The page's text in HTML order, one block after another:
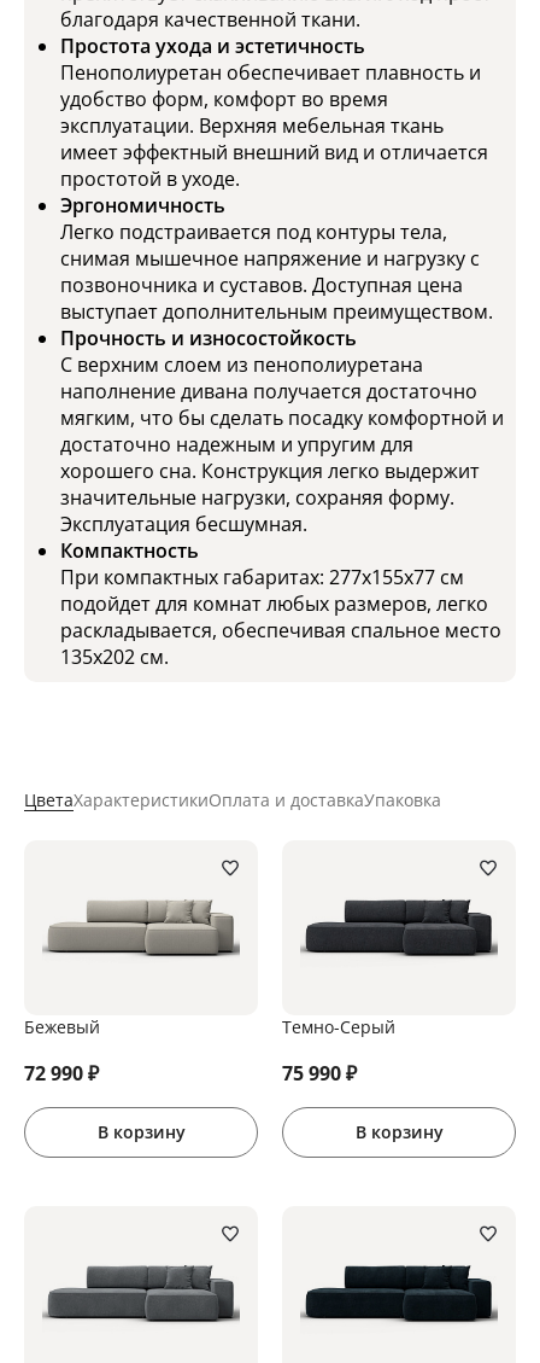
благодаря качественной ткани.
Простота ухода и эстетичность
Пенополиуретан обеспечивает плавность и
удобство форм, комфорт во время
эксплуатации. Верхняя мебельная ткань
имеет эффектный внешний вид и отличается
простотой в уходе.
Эргономичность
Легко подстраивается под контуры тела,
снимая мышечное напряжение и нагрузку с
позвоночника и суставов. Доступная цена
выступает дополнительным преимуществом.
Прочность и износостойкость
С верхним слоем из пенополиуретана
наполнение дивана получается достаточно
мягким, что бы сделать посадку комфортной и
достаточно надежным и упругим для
хорошего сна. Конструкция легко выдержит
значительные нагрузки, сохраняя форму.
Эксплуатация бесшумная.
Компактность
При компактных габаритах: 277x155x77 см
подойдет для комнат любых размеров, легко
раскладывается, обеспечивая спальное место
135x202 см.
ЦветаХарактеристикиОплата и доставкаУпаковка
Бежевый
72 990₽
В корзину
Темно-Серый
75 990₽
В корзину